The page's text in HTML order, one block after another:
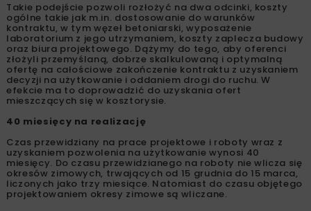
Takie podejście pozwoli rozłożyć na dwa odcinki, koszty
ogólne takie jak m.in. dostosowanie do warunków
kontraktu, w tym węzeł betoniarski, wyposażenie
laboratorium z jego utrzymaniem, koszty zaplecza budowy
oraz biura projektowego. Dążymy do tego, aby oferenci
złożyli przemyślaną, dobrze skalkulowaną i optymalną
ofertę na całościowe zakończenie kontraktu z uzyskaniem
decyzji na użytkowanie i oddaniem drogi do ruchu. W
efekcie ma to doprowadzić do uzyskania ofert
mieszczących się w kosztorysie.
40 miesięcy na realizację
Czas przewidziany na prace projektowe i roboty wraz z
uzyskaniem pozwolenia na użytkowanie wynosi 40
miesięcy. Do czasu przewidzianego na roboty nie wlicza się
okresów zimowych, trwających od 15 grudnia do 15 marca,
liczonych jako trzy miesiące. Natomiast do czasu objętego
projektowaniem okresy zimowe są wliczane.